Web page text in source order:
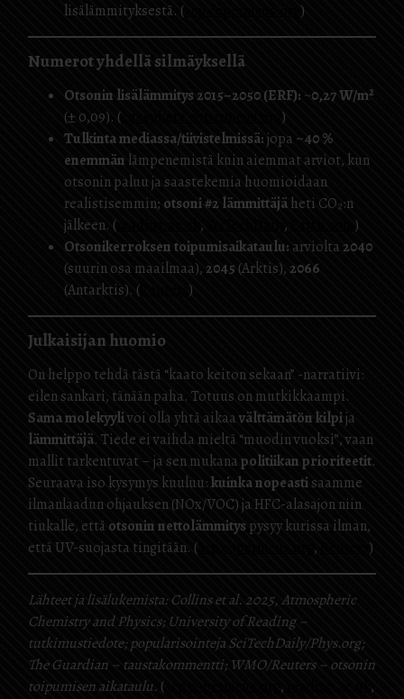
lisälämmityksestä. (
)
Numerot yhdellä silmäyksellä
Otsonin lisälämmitys 2015–2050 (ERF): ~0,27 W/m²
(± 0,09). (
)
Tulkinta mediassa/tiivistelmissä:jopa ~40 %
enemmän lämpenemistä kuin aiemmat arviot, kun
otsonin paluu ja saastekemia huomioidaan
realistisemmin; otsoni #2 lämmittäjäheti CO₂:n
jälkeen. (
, ,
)
Otsonikerroksen toipumisaikataulu: arviolta 2040
(suurin osa maailmaa), 2045 (Arktis),2066
(Antarktis). (
)
Julkaisijan huomio
On helppo tehdä tästä “kaato keiton sekaan” -narratiivi:
eilen sankari, tänään paha. Totuus on mutkikkaampi.
Sama molekyylivoi olla yhtä aikaavälttämätön kilpija
lämmittäjä. Tiede ei vaihda mieltä “muodin vuoksi”, vaan
mallit tarkentuvat – ja sen mukanapolitiikan prioriteetit.
Seuraava iso kysymys kuuluu:kuinka nopeastisaamme
ilmanlaadun ohjauksen (NOx/VOC) ja HFC-alasajon niin
tiukalle, että otsonin netto­lämmitys pysyy kurissa ilman,
että UV-suojasta tingitään. (
, )
Lähteet ja lisälukemista: Collins et al. 2025, Atmospheric
Chemistry and Physics; University of Reading –
tutkimustiedote; popularisointeja SciTechDaily/Phys.org;
The Guardian – taustakommentti; WMO/Reuters – otsonin
toipumisen aikataulu. ( ,
,